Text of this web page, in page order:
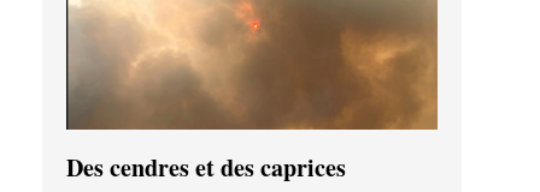
Des cendres et des caprices